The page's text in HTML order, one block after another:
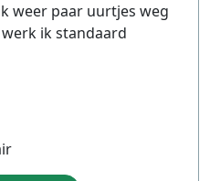
weer paar uurtjes weg
ik standaard